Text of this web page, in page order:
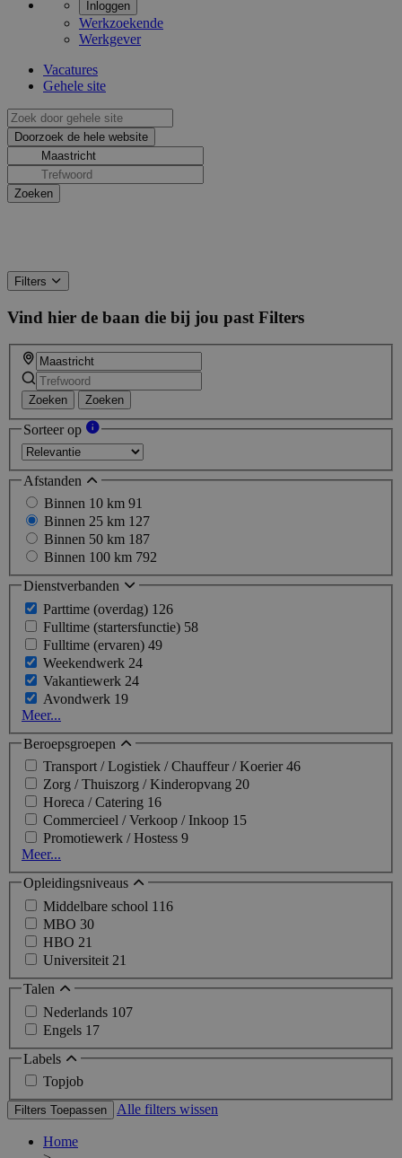
Inloggen
Werkzoekende
Werkgever
Vacatures
Gehele site
Filters
Vind hier de baan die bij jou past Filters
Zoeken Zoeken
Sorteer op
Afstanden
Binnen 10 km 91
Binnen 25 km 127
Binnen 50 km 187
Binnen 100 km 792
Dienstverbanden
Parttime (overdag) 126
Fulltime (startersfunctie) 58
Fulltime (ervaren) 49
Weekendwerk 24
Vakantiewerk 24
Avondwerk 19
Meer...
Beroepsgroepen
Transport / Logistiek / Chauffeur / Koerier46
Zorg / Thuiszorg / Kinderopvang 20
Horeca / Catering 16
Commercieel / Verkoop / Inkoop 15
Promotiewerk / Hostess 9
Meer...
Opleidingsniveaus
Middelbare school 116
MBO 30
HBO 21
Universiteit 21
Talen
Nederlands 107
Engels 17
Labels
Topjob
Filters Toepassen Alle filters wissen
Home